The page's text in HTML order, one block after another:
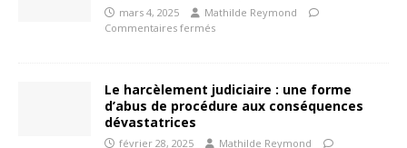
mars 4, 2025
Mathilde Reymond
Commentaires fermés
Le harcèlement judiciaire : une forme
d’abus de procédure aux conséquences
dévastatrices
février 28, 2025
Mathilde Reymond